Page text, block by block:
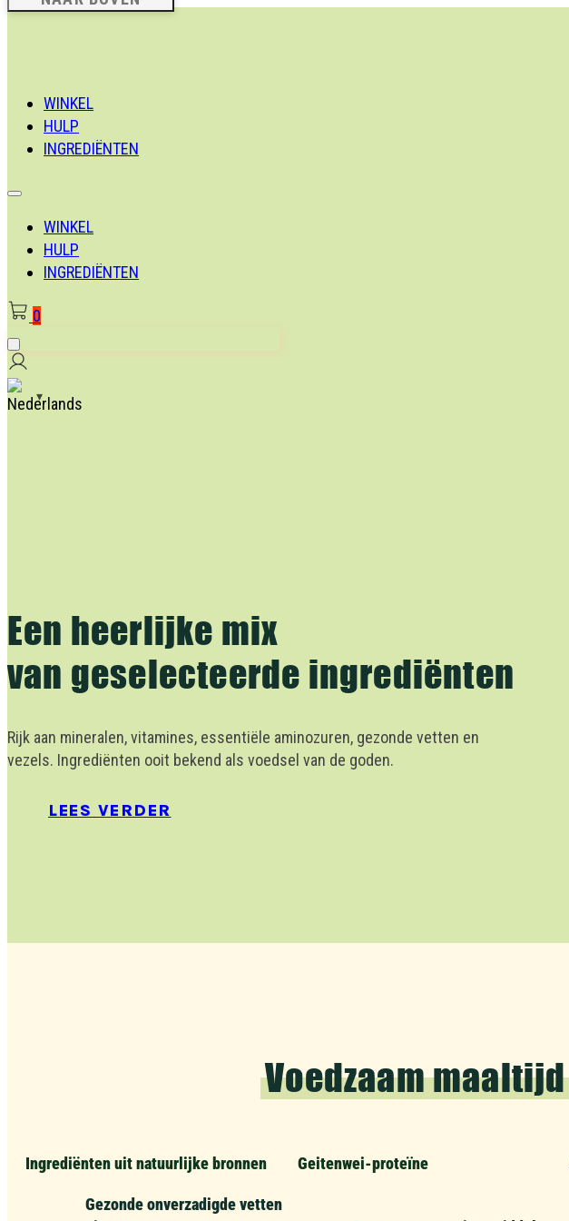
WINKEL
HULP
INGREDIËNTEN
WINKEL
HULP
INGREDIËNTEN
0
▾
Een heerlijke mix
van geselecteerde ingrediënten
Rijk aan mineralen, vitamines, essentiële aminozuren, gezonde vetten en
vezels. Ingrediënten ooit bekend als voedsel van de goden.
LEES VERDER
Voedzaam maaltijd
Ingrediënten uit natuurlijke bronnen Geitenwei-proteïne
Gezonde onverzadigde vetten